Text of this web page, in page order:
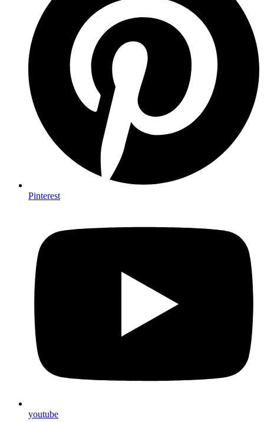
Pin­te­rest
you­tube